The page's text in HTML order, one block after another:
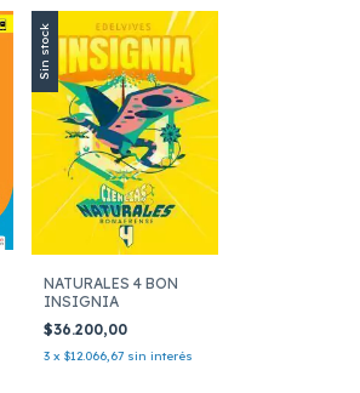
Sin stock
NATURALES 4 BON
INSIGNIA
$36.200,00
3 x $12.066,67 sin interés